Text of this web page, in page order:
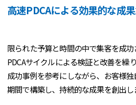
高速PDCAによる効果的な成
限られた予算と時間の中で集客を成
PDCAサイクルによる検証と改善を繰
成功事例を参考にしながら、お客様
期間で構築し、持続的な成果を創出し